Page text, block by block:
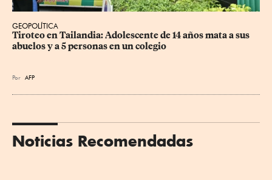
GEOPOLÍTICA
Tiroteo en Tailandia: Adolescente de 14 años mata a sus
abuelos y a 5 personas en un colegio
Por AFP
Noticias Recomendadas